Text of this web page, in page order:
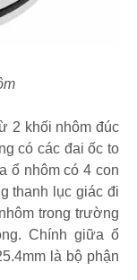
2 khối nhôm đúc
có các đai ốc to
ổ nhôm có 4 con
thanh lục giác đi
trong trường
Chính giữa ổ
là bộ phận